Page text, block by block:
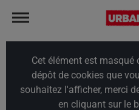
Cet élément est
dépôt de cookies que
souhaitez l'afficher, merci
en cliquant sur le